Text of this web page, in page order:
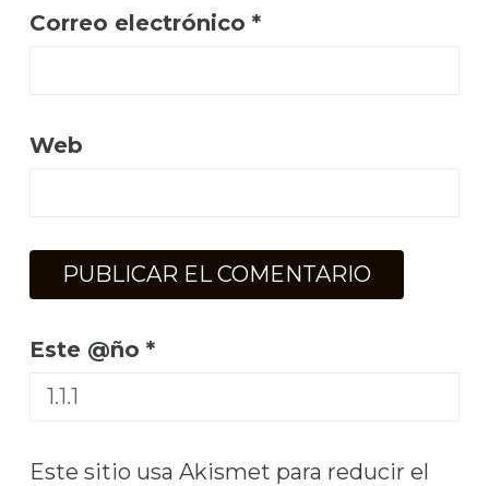
Correo electrónico *
Web
Este @ño *
Este sitio usa Akismet para reducir el